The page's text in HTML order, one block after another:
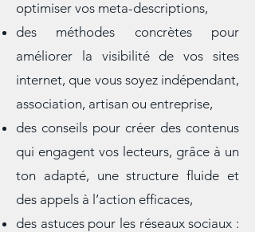
blog, rédiger des titres accrocheurs et
optimiser vos meta-descriptions,
des méthodes concrètes pour
améliorer la visibilité de vos sites
internet, que vous soyez indépendant,
association, artisan ou entreprise,
des conseils pour créer des contenus
qui engagent vos lecteurs, grâce à un
ton adapté, une structure fluide et